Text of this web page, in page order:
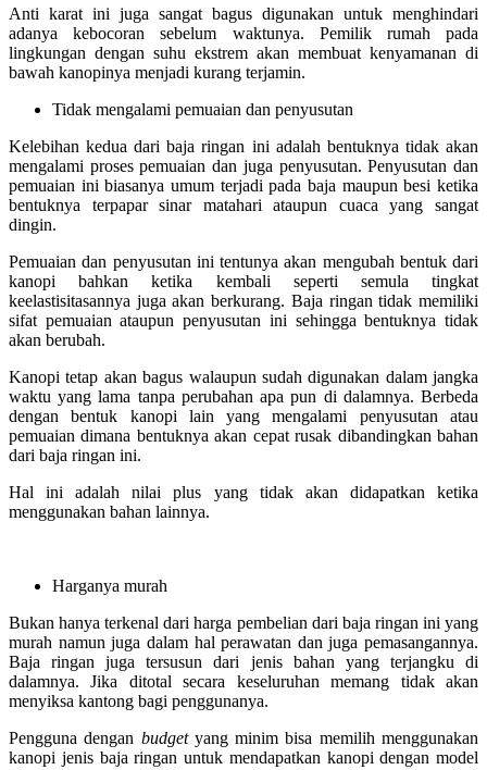
Anti karat ini juga sangat bagus digunakan untuk menghindari
adanya kebocoran sebelum waktunya. Pemilik rumah pada
lingkungan dengan suhu ekstrem akan membuat kenyamanan di
bawah kanopinya menjadi kurang terjamin.
Tidak mengalami pemuaian dan penyusutan
Kelebihan kedua dari baja ringan ini adalah bentuknya tidak akan
mengalami proses pemuaian dan juga penyusutan. Penyusutan dan
pemuaian ini biasanya umum terjadi pada baja maupun besi ketika
bentuknya terpapar sinar matahari ataupun cuaca yang sangat
dingin.
Pemuaian dan penyusutan ini tentunya akan mengubah bentuk dari
kanopi bahkan ketika kembali seperti semula tingkat
keelastisitasannya juga akan berkurang. Baja ringan tidak memiliki
sifat pemuaian ataupun penyusutan ini sehingga bentuknya tidak
akan berubah.
Kanopi tetap akan bagus walaupun sudah digunakan dalam jangka
waktu yang lama tanpa perubahan apa pun di dalamnya. Berbeda
dengan bentuk kanopi lain yang mengalami penyusutan atau
pemuaian dimana bentuknya akan cepat rusak dibandingkan bahan
dari baja ringan ini.
Hal ini adalah nilai plus yang tidak akan didapatkan ketika
menggunakan bahan lainnya.
Harganya murah
Bukan hanya terkenal dari harga pembelian dari baja ringan ini yang
murah namun juga dalam hal perawatan dan juga pemasangannya.
Baja ringan juga tersusun dari jenis bahan yang terjangku di
dalamnya. Jika ditotal secara keseluruhan memang tidak akan
menyiksa kantong bagi penggunanya.
Pengguna dengan budgetyang minim bisa memilih menggunakan
kanopi jenis baja ringan untuk mendapatkan kanopi dengan model